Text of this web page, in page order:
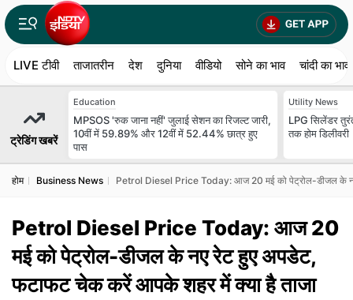
LIVE टीवी ताजातरीन देश दुनिया वीडियो सोने का भाव चांदी का भाव
ट्रेडिंग खबरें
Education
MPSOS 'रुक जाना नहीं' जुलाई सेशन का रिजल्ट जारी,
10वीं में 59.89% और 12वीं में 52.44% छात्र हुए
पास
Utility News
LPG सिलेंडर
तक होम डिलीवरी
होम Business News Petrol Diesel Price Today: आज 20 मई को पेट्रोल-डीजल के
Petrol Diesel Price Today: आज 20
मई को पेट्रोल-डीजल के नए रेट हुए अपडेट,
फटाफट चेक करें आपके शहर में क्या है ताजा